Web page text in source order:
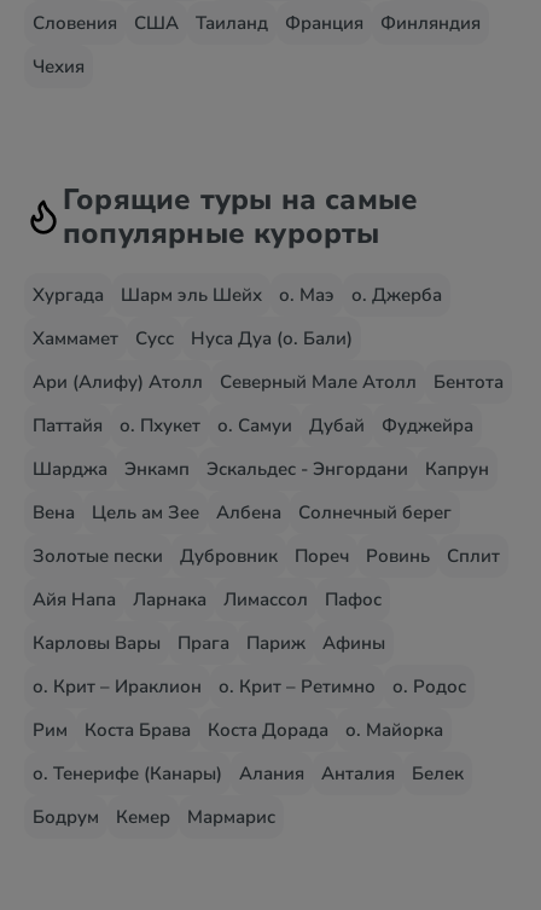
Словения
США Таиланд Франция
Финляндия
Чехия
Горящие туры на самые
популярные курорты
Хургада Шарм эль Шейх о. Маэ
о. Джерба
Хаммамет
Сусс
Нуса Дуа (о. Бали)
Ари (Алифу) Атолл
Северный Мале Атолл
Бентота
Паттайя
о. Пхукет о. Самуи Дубай
Фуджейра
Шарджа
Энкамп Эскальдес - Энгордани
Капрун
Вена
Цель ам Зее Албена
Солнечный берег
Золотые пески
Дубровник Пореч Ровинь
Сплит
Айя Напа
Ларнака Лимассол
Пафос
Карловы Вары
Прага Париж
Афины
о. Крит – Ираклион
о. Крит – Ретимно
о. Родос
Рим
Коста Брава Коста Дорада
о. Майорка
о. Тенерифе (Канары)
Алания Анталия
Белек
Бодрум
Кемер Мармарис